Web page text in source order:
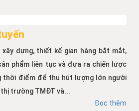
dựng, thiết kế gian hàng bắt mắt,
phẩm liên tục và đưa ra chiến lược
thời điểm để thu hút lượng lớn người
trường TMĐT và...
Đọc thêm